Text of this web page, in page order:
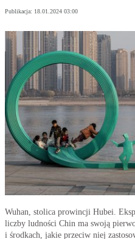
Publikacja: 18.01.2024 03:00
Wuhan, stolica prowincji Hubei.
liczby ludności Chin ma swoją
i środkach, jakie przeciw niej